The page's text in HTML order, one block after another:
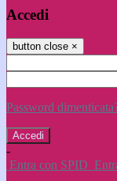
Accedi
button close ×
Password
-
Entra con SPID